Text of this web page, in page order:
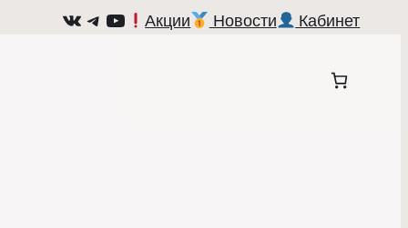
ВКонтакте
Telegram
YouTube
Акции Новости Кабинет